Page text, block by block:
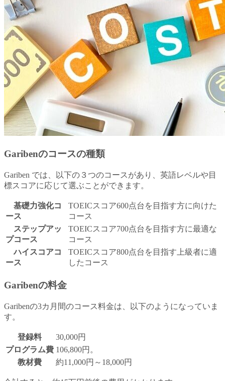
Garibenのコースの種類
Gariben では、以下の３つのコースがあり、英語レベルや目
標スコアに応じて選ぶことができます。
基礎力強化コ
ース
TOEICスコア600点台を目指す方に向けた
コース
ステップアッ
プコース
TOEICスコア700点台を目指す方に最適な
コース
ハイスコ​​アコ
ース
TOEICスコア800点台を目指す上級者に適
したコース
Garibenの料金
Garibenの3カ月間のコース料金は、以下のようになっていま
す。
登録料
30,000円
プログラム費 106,800円。
教材費
約11,000円～18,000円